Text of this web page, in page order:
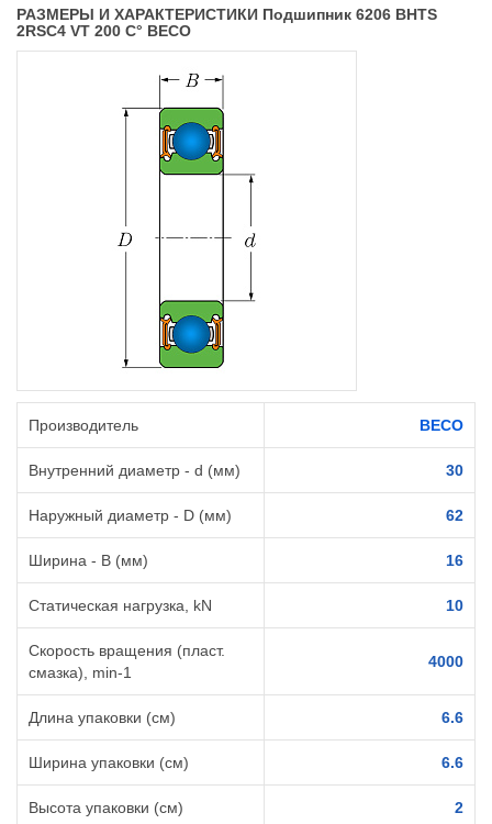
РАЗМЕРЫ И ХАРАКТЕРИСТИКИ Подшипник 6206 BHTS
2RSC4 VT 200 C° BECO
Производитель BECO
Внутренний диаметр - d (мм) 30
Наружный диаметр - D (мм) 62
Ширина - B (мм) 16
Статическая нагрузка, kN 10
Скорость вращения (пласт.
смазка), min-1
4000
Длина упаковки (см) 6.6
Ширина упаковки (см) 6.6
Высота упаковки (см) 2